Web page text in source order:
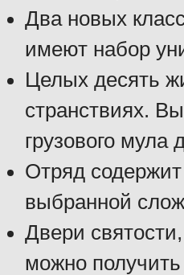
Два новых
имеют набор
Целых десять
странствиях.
грузового мула
Отряд
выбранной
Двери
можно